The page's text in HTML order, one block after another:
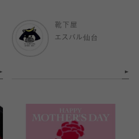
靴下屋
エスパル仙台